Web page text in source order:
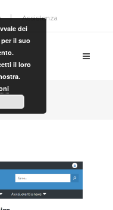
Assistenza
dei
il suo
il loro